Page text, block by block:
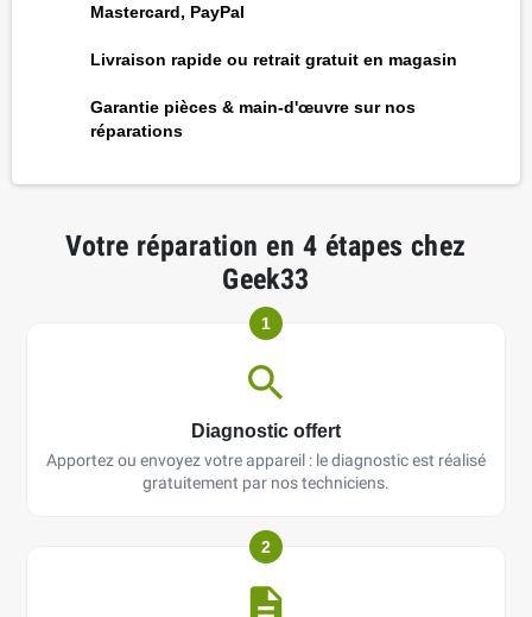
Mastercard, PayPal
Livraison rapide ou retrait gratuit en magasin
Garantie pièces & main-d'œuvre sur nos
réparations
Votre réparation en 4 étapes chez
Geek33
1
Diagnostic offert
Apportez ou envoyez votre appareil : le diagnostic est réalisé
gratuitement par nos techniciens.
2